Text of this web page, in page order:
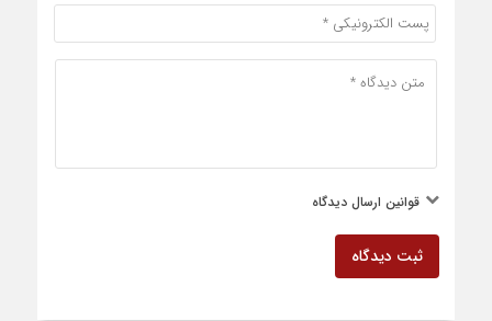
قوانین ارسال دیدگاه
ثبت دیدگاه